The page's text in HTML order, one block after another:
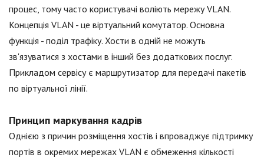
процес, тому часто користувачі воліють мережу VLAN.
Концепція VLAN - це віртуальний комутатор. Основна
функція - поділ трафіку. Хости в одній не можуть
зв'язуватися з хостами в інший без додаткових послуг.
Прикладом сервісу є маршрутизатор для передачі пакетів
по віртуальної лінії.
Принцип маркування кадрів
Однією з причин розміщення хостів і впроваджує підтримку
портів в окремих мережах VLAN є обмеження кількості